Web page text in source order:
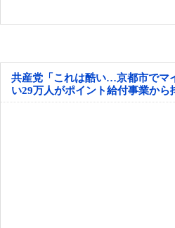
共産党「これは酷い…京都市でマ
い29万人がポイント給付事業から